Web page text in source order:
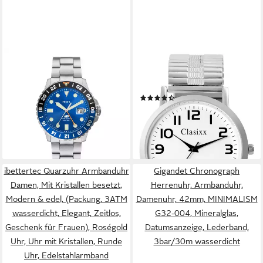
Quarzuhr The Blue Basic
169,00 € UVP219,00 €
lieferbar - in 4-5 Werktagen bei dir
CLASIXX
Quarzuhr Mineralglas,
Herrenuhr Edelstahl
(2)
26,99 €
lieferbar - in 2-3 Werktagen bei dir
ibettertec Quarzuhr Armbanduhr
Damen, Mit Kristallen besetzt,
Modern & edel, (Packung, 3ATM
wasserdicht, Elegant, Zeitlos,
Geschenk für Frauen), Roségold
Uhr, Uhr mit Kristallen, Runde
Uhr, Edelstahlarmband
Gigandet Chronograph
Herrenuhr, Armbanduhr,
Damenuhr, 42mm, MINIMALISM
G32-004, Mineralglas,
Datumsanzeige, Lederband,
3bar/30m wasserdicht